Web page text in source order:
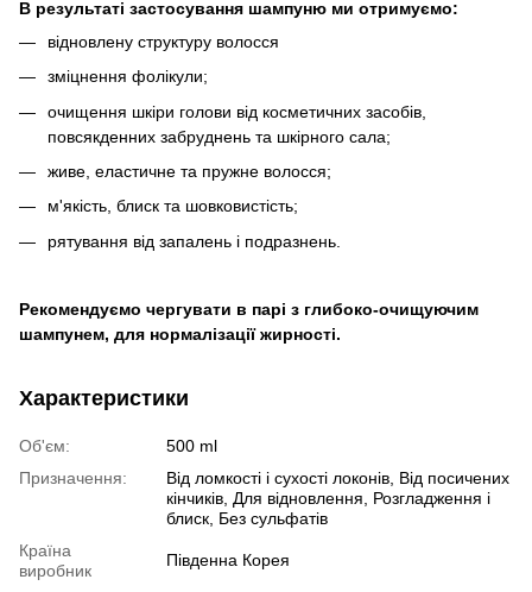
В результаті застосування шампуню ми отримуємо:
відновлену структуру волосся
зміцнення фолікули;
очищення шкіри голови від косметичних засобів,
повсякденних забруднень та шкірного сала;
живе, еластичне та пружне волосся;
м'якість, блиск та шовковистість;
рятування від запалень і подразнень.
Рекомендуємо чергувати в парі з глибоко-очищуючим
шампунем, для нормалізації жирності.
Характеристики
Об'єм:
500 ml
Призначення:
Від ломкості і сухості локонів, Від посичених
кінчиків, Для відновлення, Розгладження і
блиск, Без сульфатів
Країна
виробник
Південна Корея